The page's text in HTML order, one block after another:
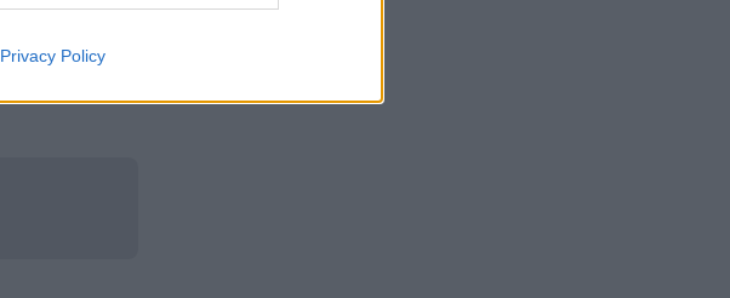
Privacy Policy